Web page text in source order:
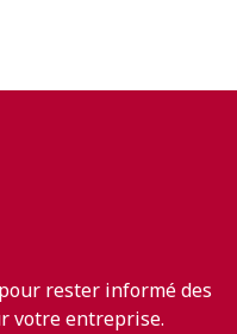
rester informé des
votre entreprise.